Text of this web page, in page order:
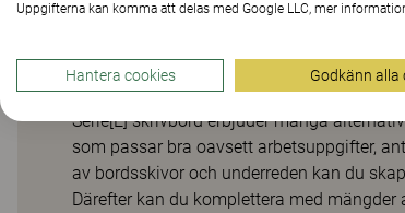
Praktiskt
Serie[E] skrivbord erbjuder många
som passar bra oavsett arbetsuppgifter,
av bordsskivor och underreden kan du
Därefter kan du komplettera med
Uppgifterna kan komma att delas med Google LLC, mer
Hantera cookies Godkänn alla